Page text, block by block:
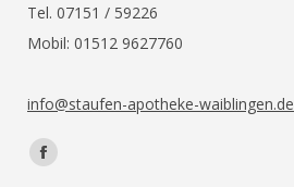
Tel. 07151 / 59226
Mobil: 01512 9627760
info@staufen-apotheke-waiblingen.de
Find us on:
Facebook